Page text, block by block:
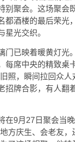
别聚会。这场聚会
都酒楼的最后荣光
光交织。
门已映着暖黄灯光
席中央的精致桌卡
照，瞬间拉回众
牌合影，有人翻
在9月27日聚会当
方庆生、会老友